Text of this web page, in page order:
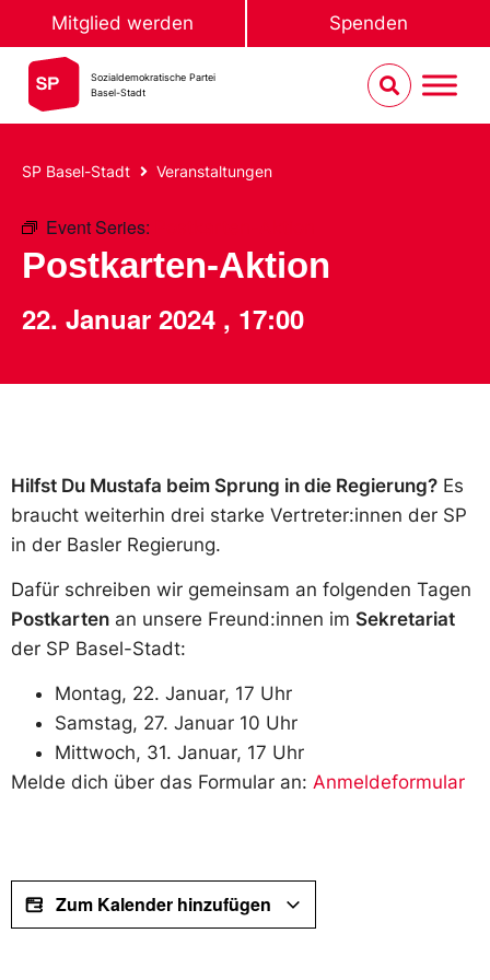
Mitglied werden Spenden
Sozialdemokratische Partei
Basel-Stadt
SP Basel-Stadt Veranstaltungen
Event Series:
Postkarten-Aktion
22. Januar 2024 , 17:00
Hilfst Du Mustafa beim Sprung in die Regierung? Es
braucht weiterhin drei starke Vertreter:innen der SP
in der Basler Regierung.
Dafür schreiben wir gemeinsam an folgenden Tagen
Postkarten an unsere Freund:innen im Sekretariat
der SP Basel-Stadt:
Montag, 22. Januar, 17 Uhr
Samstag, 27. Januar 10 Uhr
Mittwoch, 31. Januar, 17 Uhr
Melde dich über das Formular an: Anmeldeformular
Zum Kalender hinzufügen